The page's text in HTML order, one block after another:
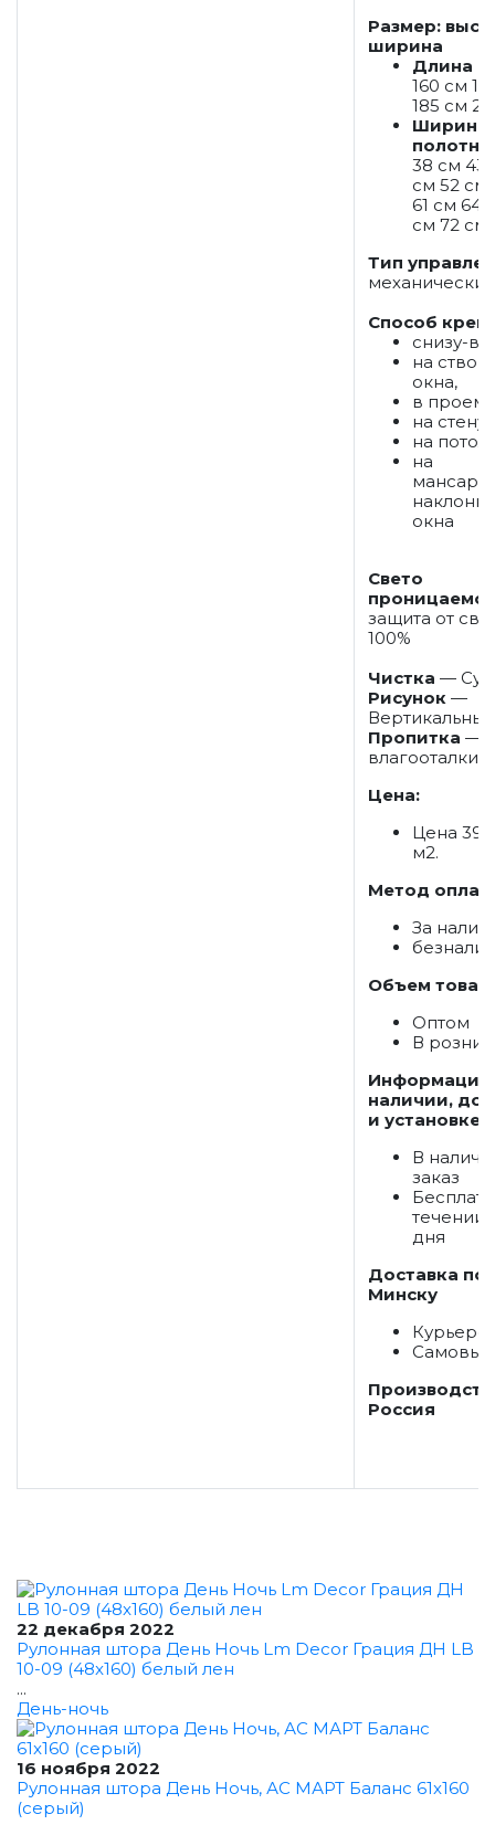
Размер:
ширина
Длина
160 см
185 см
Ширина
полотна
38 см 43
см 52 см
61 см 64
см 72 см
Тип
механический
Способ
снизу-
на
окна,
в проем,
на стену,
на
на
окна
Свето
защита от
100%
Чистка —
Рисунок —
Вертикальный
Пропитка —
Цена:
Цена 39
м2.
Метод
За
Объем
Оптом
В
Информация
наличии,
и установке:
В
заказ
течении
дня
Доставка по
Минску
Россия
22 декабря 2022
Рулонная штора День Ночь Lm Decor Грация ДН LB
10-09 (48x160) белый лен
...
День-ночь
16 ноября 2022
Рулонная штора День Ночь, АС МАРТ Баланс 61x160
(серый)